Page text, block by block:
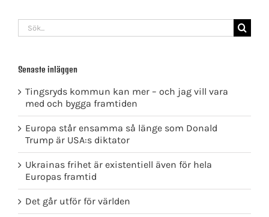
Sök
efter:
Senaste inläggen
Tingsryds kommun kan mer – och jag vill vara
med och bygga framtiden
Europa står ensamma så länge som Donald
Trump är USA:s diktator
Ukrainas frihet är existentiell även för hela
Europas framtid
Det går utför för världen